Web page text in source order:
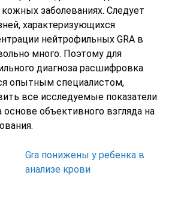
кожных заболеваниях. Следует
характеризующихся
нейтрофильных GRA в
много. Поэтому для
диагноза расшифровка
опытным специалистом,
все исследуемые показатели
объективного взгляда на
Gra понижены у ребенка в
анализе крови